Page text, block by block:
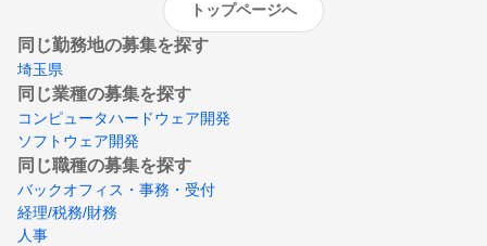
トップページへ
同じ勤務地の募集を探す
埼玉県
同じ業種の募集を探す
コンピュータハードウェア開発
ソフトウェア開発
同じ職種の募集を探す
バックオフィス・事務・受付
経理/税務/財務
人事